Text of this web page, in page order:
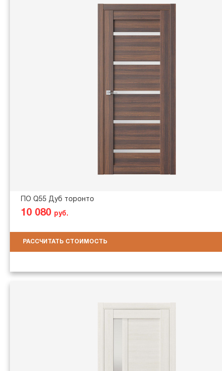
ПО Q55 Дуб торонто
10 080 руб.
РАССЧИТАТЬ СТОИМОСТЬ